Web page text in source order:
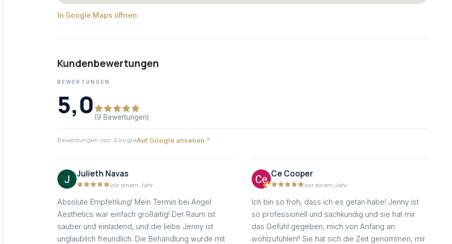
In Google Maps öffnen
Kundenbewertungen
BEWERTUNGEN
5,0 (9 Bewertungen)
Bewertungen von GoogleAuf Google ansehen
Julieth Navas
vor einem Jahr
Absolute Empfehlung! Mein Termin bei Angel
Aesthetics war einfach großartig! Der Raum ist
sauber und einladend, und die liebe Jenny ist
unglaublich freundlich. Die Behandlung wurde mit
Ce Cooper
vor einem Jahr
Ich bin so froh, dass ich es getan habe! Jenny ist
so professionell und sachkundig und sie hat mir
das Gefühl gegeben, mich von Anfang an
wohlzufühlen!! Sie hat sich die Zeit genommen, mir